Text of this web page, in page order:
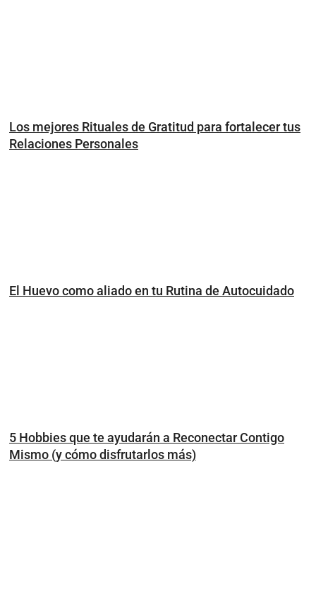
Los mejores Rituales de Gratitud para fortalecer tus
Relaciones Personales
El Huevo como aliado en tu Rutina de Autocuidado
5 Hobbies que te ayudarán a Reconectar Contigo
Mismo (y cómo disfrutarlos más)